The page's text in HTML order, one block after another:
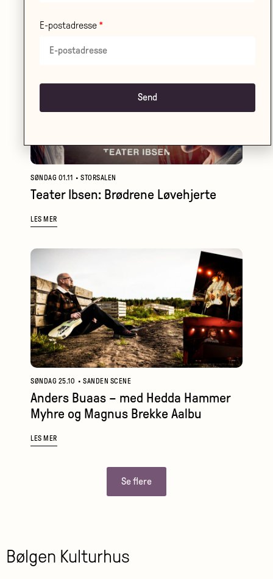
SØNDAG 01.11 • STORSALEN
Teater Ibsen: Brødrene Løvehjerte
LES MER
SØNDAG 25.10 • SANDEN SCENE
Anders Buaas – med Hedda Hammer
Myhre og Magnus Brekke Aalbu
LES MER
Se flere
Bølgen Kulturhus
E-postadresse